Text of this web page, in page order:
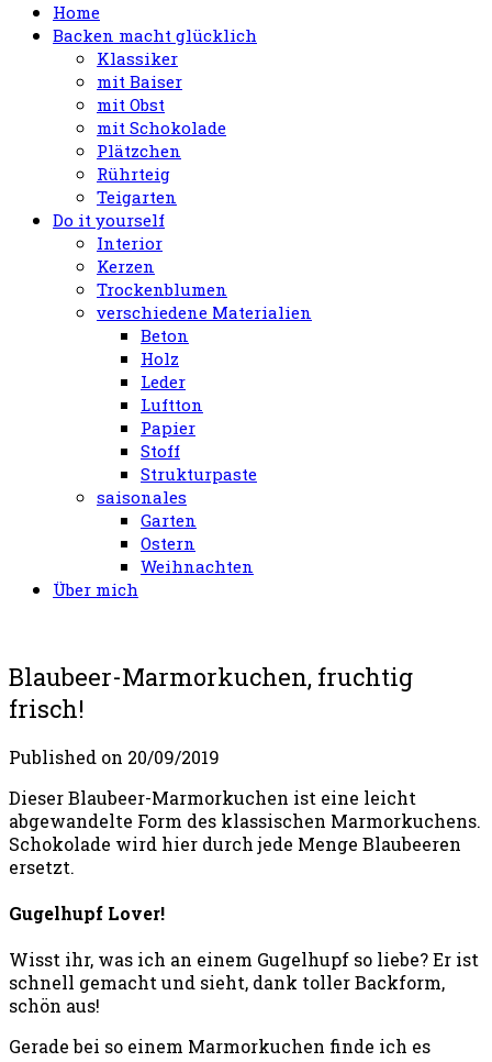
Home
Backen macht glücklich
Klassiker
mit Baiser
mit Obst
mit Schokolade
Plätzchen
Rührteig
Teigarten
Do it yourself
Interior
Kerzen
Trockenblumen
verschiedene Materialien
Beton
Holz
Leder
Luftton
Papier
Stoff
Strukturpaste
saisonales
Garten
Ostern
Weihnachten
Über mich
Blaubeer-Marmorkuchen, fruchtig
frisch!
Published on 20/09/2019
Dieser Blaubeer-Marmorkuchen ist eine leicht
abgewandelte Form des klassischen Marmorkuchens.
Schokolade wird hier durch jede Menge Blaubeeren
ersetzt.
Gugelhupf Lover!
Wisst ihr, was ich an einem Gugelhupf so liebe? Er ist
schnell gemacht und sieht, dank toller Backform,
schön aus!
Gerade bei so einem Marmorkuchen finde ich es